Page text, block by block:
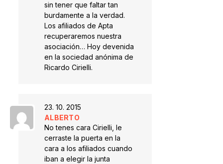
sin tener que faltar tan
burdamente a la verdad.
Los afiliados de Apta
recuperaremos nuestra
asociación… Hoy devenida
en la sociedad anónima de
Ricardo Cirielli.
23. 10. 2015
ALBERTO
No tenes cara Cirielli, le
cerraste la puerta en la
cara a los afiliados cuando
iban a elegir la junta